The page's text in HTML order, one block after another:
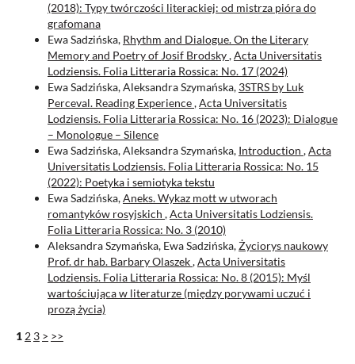
(2018): Typy twórczości literackiej: od mistrza pióra do
grafomana
Ewa Sadzińska, Rhythm and Dialogue. On the Literary
Memory and Poetry of Josif Brodsky,Acta Universitatis
Lodziensis. Folia Litteraria Rossica: No. 17 (2024)
Ewa Sadzińska, Aleksandra Szymańska, 3STRS by Luk
Perceval. Reading Experience,Acta Universitatis
Lodziensis. Folia Litteraria Rossica: No. 16 (2023): Dialogue
– Monologue – Silence
Ewa Sadzińska, Aleksandra Szymańska, Introduction ,Acta
Universitatis Lodziensis. Folia Litteraria Rossica: No. 15
(2022): Poetyka i semiotyka tekstu
Ewa Sadzińska,Aneks. Wykaz mott w utworach
romantyków rosyjskich ,Acta Universitatis Lodziensis.
Folia Litteraria Rossica: No. 3 (2010)
Aleksandra Szymańska, Ewa Sadzińska,Życiorys naukowy
Prof. dr hab. Barbary Olaszek,Acta Universitatis
Lodziensis. Folia Litteraria Rossica: No. 8 (2015): Myśl
wartościująca w literaturze (między porywami uczuć i
prozą życia)
12 3 > >>